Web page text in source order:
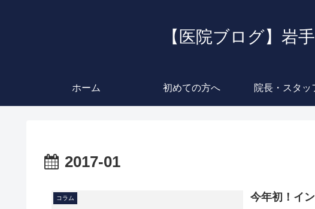
【医院ブログ】岩
ホーム 初めての方へ 院長・スタッ
2017-01
コラム 今年初！イ